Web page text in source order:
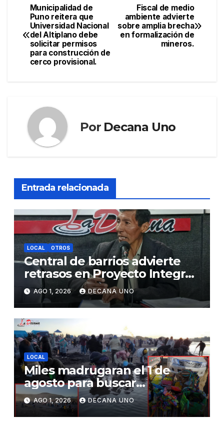
Navegación
de
entradas
Fiscal de medio
ambiente advierte
sobre amplia brecha
en formalización de
mineros.
Municipalidad de
Puno reitera que
Universidad Nacional
del Altiplano debe
solicitar permisos
para construcción de
cerco provisional.
Por Decana Uno
Entrada relacionada
LOCAL OTROS
Central de barrios advierte
retrasos en Proyecto Integral
de Agua y Alcantarillado para
Juliaca
AGO 1, 2026 DECANA UNO
LOCAL
Miles madrugaran el 1 de
agosto para buscar
piedrecillas en los ríos y
realizar la challa por la
AGO 1, 2026 DECANA UNO